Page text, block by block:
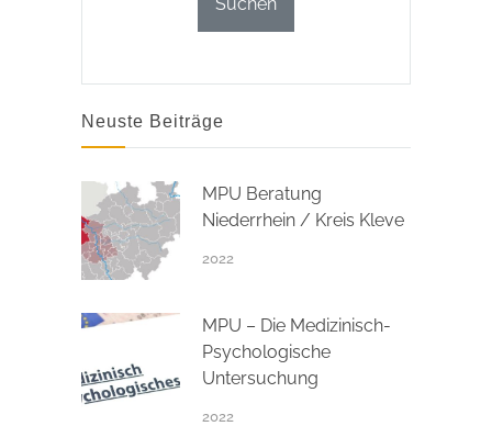
Neuste Beiträge
MPU Beratung
Niederrhein / Kreis Kleve
2022
MPU – Die Medizinisch-
Psychologische
Untersuchung
2022